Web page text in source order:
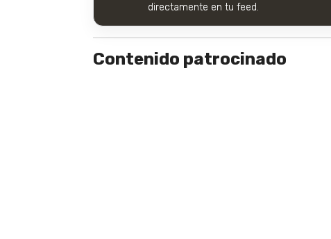
directamente en tu feed.
Contenido patrocinado